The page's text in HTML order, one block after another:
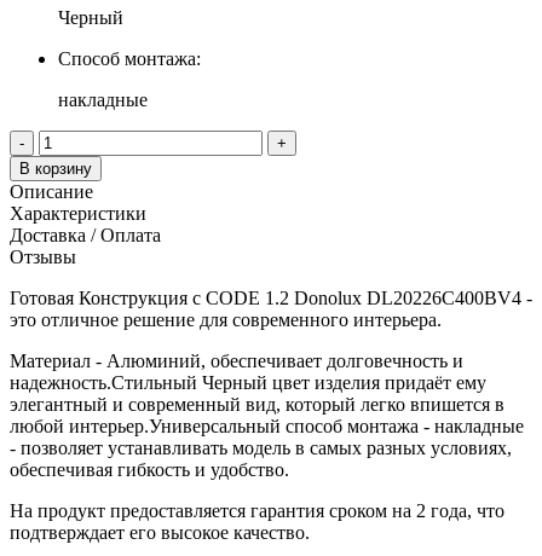
Черный
Способ монтажа:
накладные
-
+
В корзину
Описание
Характеристики
Доставка / Оплата
Отзывы
Готовая Конструкция с CODE 1.2 Donolux DL20226С400BV4 -
это отличное решение для современного интерьера.
Материал - Алюминий, обеспечивает долговечность и
надежность.Стильный Черный цвет изделия придаёт ему
элегантный и современный вид, который легко впишется в
любой интерьер.Универсальный способ монтажа - накладные
- позволяет устанавливать модель в самых разных условиях,
обеспечивая гибкость и удобство.
На продукт предоставляется гарантия сроком на 2 года, что
подтверждает его высокое качество.